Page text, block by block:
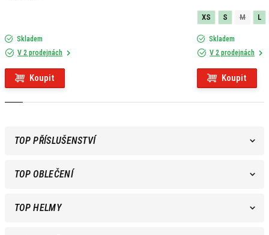
Skladem
V 2 prodejnách
Koupit
XS S M L
Skladem
V 2 prodejnách
Koupit
TOP PŘÍSLUŠENSTVÍ
TOP OBLEČENÍ
TOP HELMY